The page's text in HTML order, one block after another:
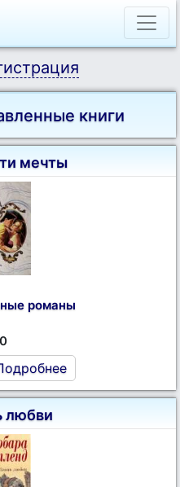
книги
мечты
романы
любви